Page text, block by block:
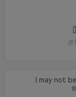
点
I may not